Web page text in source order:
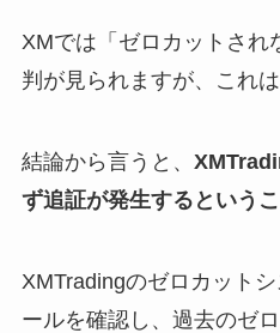
XMでは「ゼロカットされ
判が見られますが、これ
結論から言うと、
ず追証が発生するという
XMTradingのゼロカット
ールを確認し、過去のゼ